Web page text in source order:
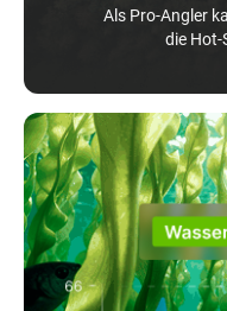
Als Pro-Angler
die Hot-